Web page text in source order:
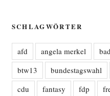
SCHLAGWÖRTER
afd angela merkel
btw13
bundestagswahl
cdu
fantasy fdp